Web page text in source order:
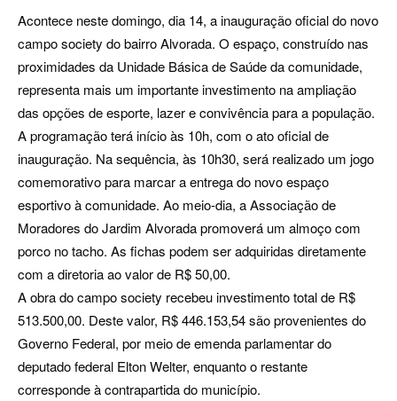
Acontece neste domingo, dia 14, a inauguração oficial do novo
campo society do bairro Alvorada. O espaço, construído nas
proximidades da Unidade Básica de Saúde da comunidade,
representa mais um importante investimento na ampliação
das opções de esporte, lazer e convivência para a população.
A programação terá início às 10h, com o ato oficial de
inauguração. Na sequência, às 10h30, será realizado um jogo
comemorativo para marcar a entrega do novo espaço
esportivo à comunidade. Ao meio-dia, a Associação de
Moradores do Jardim Alvorada promoverá um almoço com
porco no tacho. As fichas podem ser adquiridas diretamente
com a diretoria ao valor de R$ 50,00.
A obra do campo society recebeu investimento total de R$
513.500,00. Deste valor, R$ 446.153,54 são provenientes do
Governo Federal, por meio de emenda parlamentar do
deputado federal Elton Welter, enquanto o restante
corresponde à contrapartida do município.